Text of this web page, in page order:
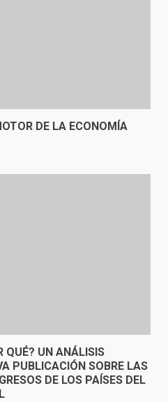
DE LA ECONOMÍA
QUÉ? UN ANÁLISIS
PUBLICACIÓN SOBRE LAS
DE LOS PAÍSES DEL